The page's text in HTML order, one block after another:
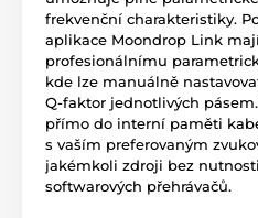
frekvenční charakteristiky.
aplikace Moondrop Link
profesionálnímu
kde lze manuálně
Q-faktor jednotlivých
přímo do interní paměti
s vaším preferovaným
jakémkoli zdroji bez
softwarových přehrávačů.